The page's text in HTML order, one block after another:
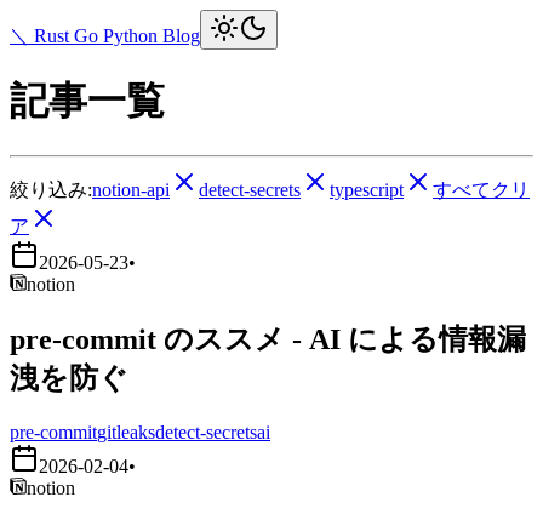
＼ Rust Go Python Blog
記事一覧
絞り込み:notion-api detect-secrets typescript
すべてクリ
ア
2026-05-23•
notion
pre-commit のススメ - AI による情報漏
洩を防ぐ
pre-commitgitleaksdetect-secretsai
2026-02-04•
notion